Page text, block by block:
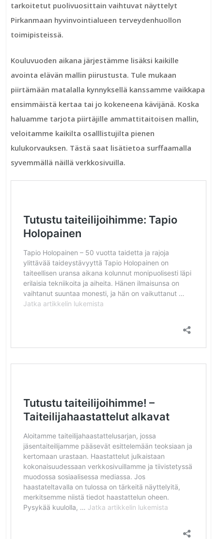
tarkoitetut puolivuosittain vaihtuvat näyttelyt
Pirkanmaan hyvinvointialueen terveydenhuollon
toimipisteissä.
Kouluvuoden aikana järjestämme lisäksi kaikille
avointa elävän mallin piirustusta. Tule mukaan
piirtämään matalalla kynnyksellä kanssamme vaikkapa
ensimmäistä kertaa tai jo kokeneena kävijänä. Koska
haluamme tarjota piirtäjille ammattitaitoisen mallin,
veloitamme kaikilta osalllistujilta pienen
kulukorvauksen. Tästä saat lisätietoa surffaamalla
syvemmällä näillä verkkosivuilla.